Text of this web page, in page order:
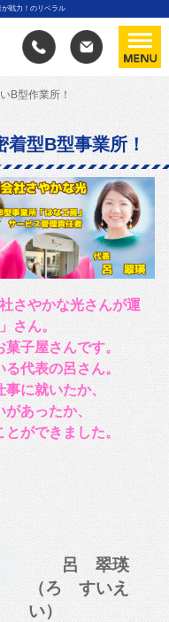
戦力！のリベラル
B型作業所！
着型B型事業所！
さやかな光さんが運
さん。
菓子屋さんです。
代表の呂さん。
に就いたか、
があったか、
ができました。
呂 翠瑛
（ろ すいえ
い）